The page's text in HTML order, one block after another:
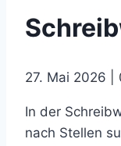
27. Mai 2026 |
In der
nach Stellen